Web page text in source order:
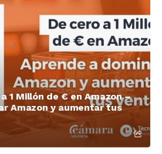
1 Millón de € en Amazon –
Amazon y aumentar tus